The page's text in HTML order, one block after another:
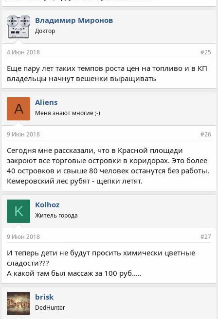
Владимир Миронов
Доктор
4 Июн 2018 #25
Еще пару лет таких темпов роста цен на топливо и в КП
владельцы начнут вешенки выращивать
A Aliens
Меня знают многие ;-)
9 Июн 2018 #26
Сегодня мне рассказали, что в Красной площади
закроют все торговые островки в коридорах. Это более
40 островков и свыше 80 человек останутся без работы.
Кемеровский лес рубят - щепки летят.
K Kolhoz
Житель города
9 Июн 2018 #27
И теперь дети не будут просить химически цветные
сладости???
А какой там был массаж за 100 руб.....
brisk
DedHunter